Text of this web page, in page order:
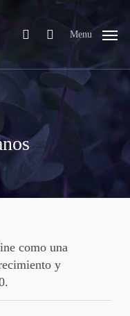
search Menu
como una
y